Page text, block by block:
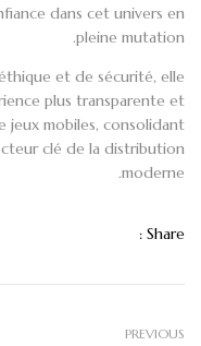
dans cet univers en
pleine mutation.
et de sécurité, elle
plus transparente et
jeux mobiles, consolidant
clé de la distribution
moderne.
Share :
PREVIOUS